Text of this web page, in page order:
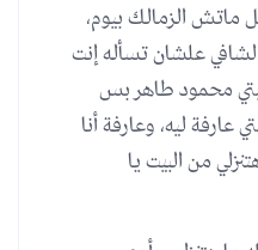
ماتش الزمالك بيوم،
علشان تسأله إنت
محمود طاهر بس
ليه، وعارفة أنا
من البيت يا